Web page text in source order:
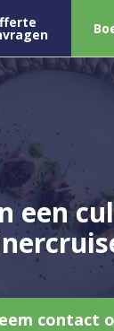
een
contact